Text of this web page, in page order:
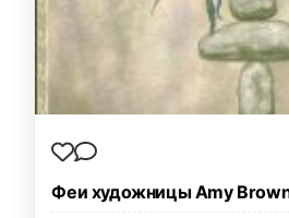
Феи художницы Amy